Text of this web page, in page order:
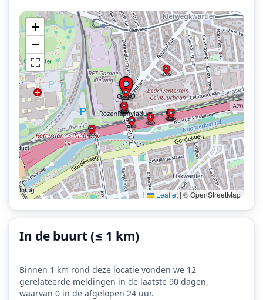
+
−
Leaflet|© OpenStreetMap
In de buurt (≤ 1 km)
Binnen 1 km rond deze locatie vonden we 12
gerelateerde meldingen in de laatste 90 dagen,
waarvan 0 in de afgelopen 24 uur.